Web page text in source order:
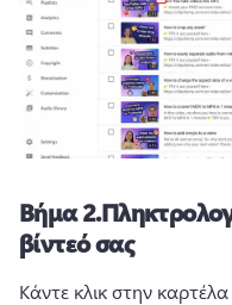
Βήμα 2.
βίντεό σας
Κάντε κλικ στην